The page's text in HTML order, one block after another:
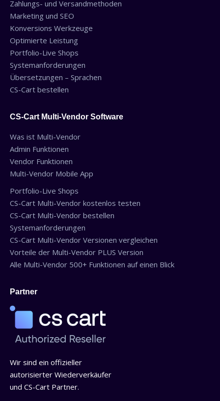
Zahlungs- und Versandmethoden
Marketing und SEO
Konversions Werkzeuge
Optimierte Leistung
Portfolio-Live Shops
Systemanforderungen
Übersetzungen – Sprachen
CS-Cart bestellen
CS-Cart Multi-Vendor Software
Was ist Multi-Vendor
Admin Funktionen
Vendor Funktionen
Multi-Vendor Mobile App
Portfolio-Live Shops
CS-Cart Multi-Vendor kostenlos testen
CS-Cart Multi-Vendor bestellen
Systemanforderungen
CS-Cart Multi-Vendor Versionen vergleichen
Vorteile der Multi-Vendor PLUS Version
Alle Multi-Vendor 500+ Funktionen auf einen Blick
Partner
Wir sind ein offizieller
autorisierter Wiederverkäufer
und CS-Cart Partner.